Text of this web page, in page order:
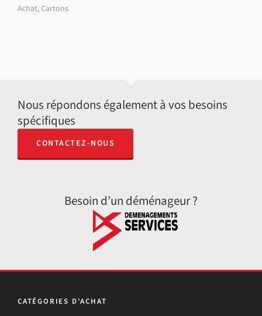
Achat,Cartons
Nous répondons également à vos besoins
spécifiques
CONTACTEZ-NOUS
Besoin d’un déménageur ?
CATÉGORIES D'ACHAT